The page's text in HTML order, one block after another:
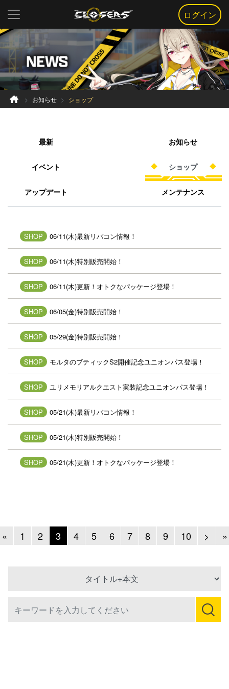
ログイン
お知らせ ショップ
最新 お知らせ
イベント ショップ
アップデート メンテナンス
SHOP 06/11(木)最新リバコン情報！
SHOP 06/11(木)特別販売開始！
SHOP 06/11(木)更新！オトクなパッケージ登場！
SHOP 06/05(金)特別販売開始！
SHOP 05/29(金)特別販売開始！
SHOP モルタのブティックS2開催記念ユニオンパス登場！
SHOP ユリメモリアルクエスト実装記念ユニオンパス登場！
SHOP 05/21(木)最新リバコン情報！
SHOP 05/21(木)特別販売開始！
SHOP 05/21(木)更新！オトクなパッケージ登場！
«Previous
1 2 3 4 5 6 7 8 9 10 > Next
»